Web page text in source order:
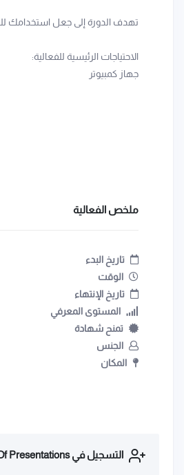
تهدف الدورة إلى جعل استخدامك
الاحتياجات الرئيسية للفعالية:
جهاز كمبيوتر
ملخص الفعالية
تاريخ البدء
الوقت
تاريخ الإنتهاء
المستوى المعرفي
تمنح شهادة
الجنس
المكان
التسجيل في Hidden Features Of Presentations